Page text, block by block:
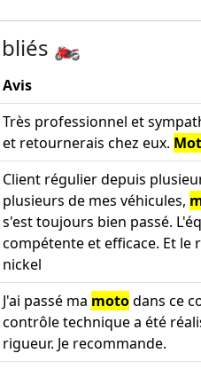
🏍️
Avis
Très professionnel et
et retournerais chez eux.
Client régulier depuis
plusieurs de mes véhicules,
s'est toujours bien passé.
compétente et efficace. Et
nickel
J'ai passé ma motodans ce
contrôle technique a été
rigueur. Je recommande.